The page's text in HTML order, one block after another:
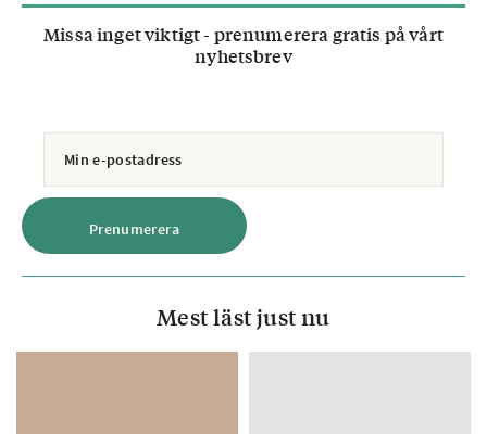
Missa inget viktigt - prenumerera gratis på vårt
nyhetsbrev
Mest läst just nu